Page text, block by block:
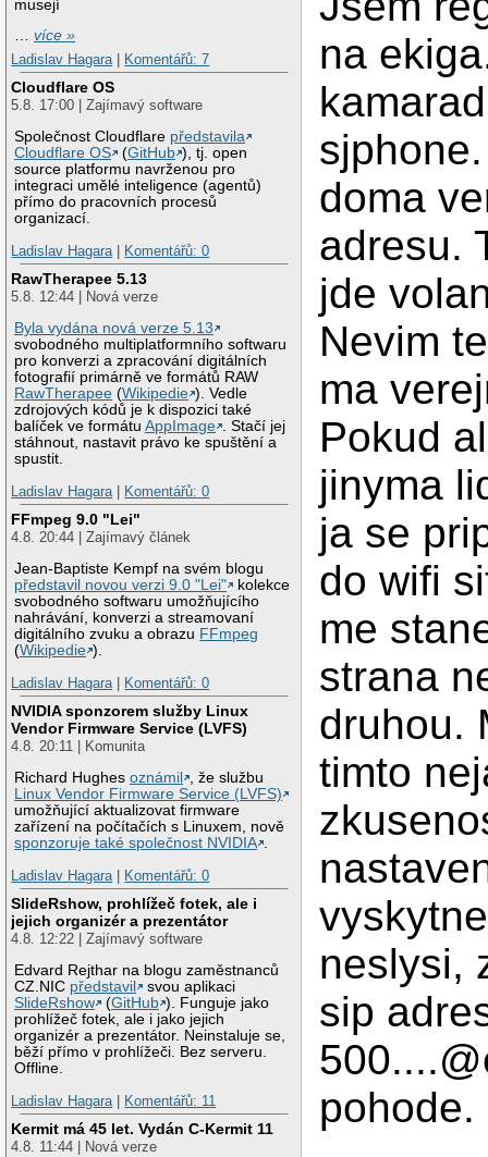
musejí
…více »
Ladislav Hagara
Komentářů: 7
Cloudflare OS
5.8. 17:00 | Zajímavý software
Společnost Cloudflare představila
Cloudflare OS
(GitHub ), tj. open
source platformu navrženou pro
integraci umělé inteligence (agentů)
přímo do pracovních procesů
organizací.
Ladislav Hagara
Komentářů: 0
RawTherapee 5.13
5.8. 12:44 | Nová verze
Byla vydána nová verze 5.13
svobodného multiplatformního softwaru
pro konverzi a zpracování digitálních
fotografií primárně ve formátů RAW
RawTherapee (Wikipedie ). Vedle
zdrojových kódů je k dispozici také
balíček ve formátuAppImage . Stačí jej
stáhnout, nastavit právo ke spuštění a
spustit.
Ladislav Hagara
Komentářů: 0
FFmpeg 9.0 "Lei"
4.8. 20:44 | Zajímavý článek
Jean-Baptiste Kempf na svém blogu
představil novou verzi 9.0 "Lei"
kolekce
svobodného softwaru umožňujícího
nahrávání, konverzi a streamovaní
digitálního zvuku a obrazu FFmpeg
(Wikipedie ).
Ladislav Hagara | Komentářů: 0
NVIDIA sponzorem služby Linux
Vendor Firmware Service (LVFS)
4.8. 20:11 | Komunita
Richard Hughesoznámil
, že službu
Linux Vendor Firmware Service (LVFS)
umožňující aktualizovat firmware
zařízení na počítačích s Linuxem, nově
sponzoruje také společnost NVIDIA .
Ladislav Hagara | Komentářů: 0
SlideRshow, prohlížeč fotek, ale i
jejich organizér a prezentátor
4.8. 12:22 | Zajímavý software
Edvard Rejthar na blogu zaměstnanců
CZ.NIC představil
svou aplikaci
SlideRshow
(GitHub ). Funguje jako
prohlížeč fotek, ale i jako jejich
organizér a prezentátor. Neinstaluje se,
běží přímo v prohlížeči. Bez serveru.
Offline.
Ladislav Hagara | Komentářů: 11
Kermit má 45 let. Vydán C-Kermit 11
4.8. 11:44 | Nová verze
na
doma
adresu.
jde
Nevim
ma
Pokud
jinyma
ja se
do wifi
me
strana
druhou.
timto
neslysi,
sip
pohode.